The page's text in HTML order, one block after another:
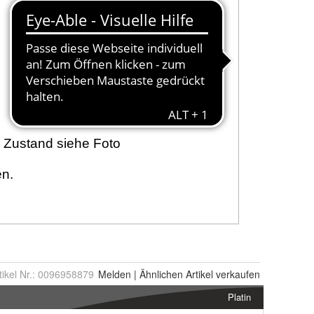
Nr.: 0096958879 Melden | Ähnlichen Artikel verkaufen
Platin